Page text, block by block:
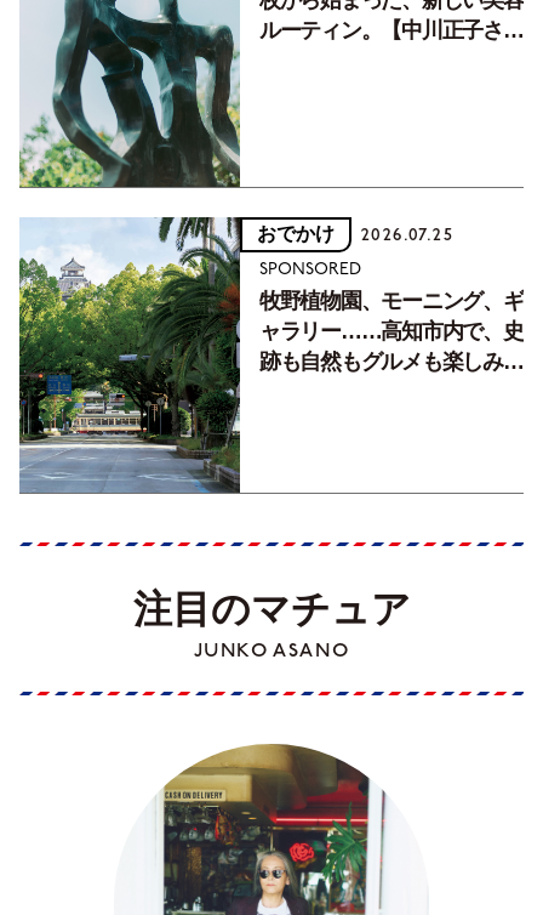
ルーティン。【中川正子さん
おでかけ 2026.07.25
SPONSORED
牧野植物園、モーニング、ギ
ャラリー……高知市内で、史
跡も自然もグルメも楽しみ尽
注目のマチュア
JUNKO ASANO